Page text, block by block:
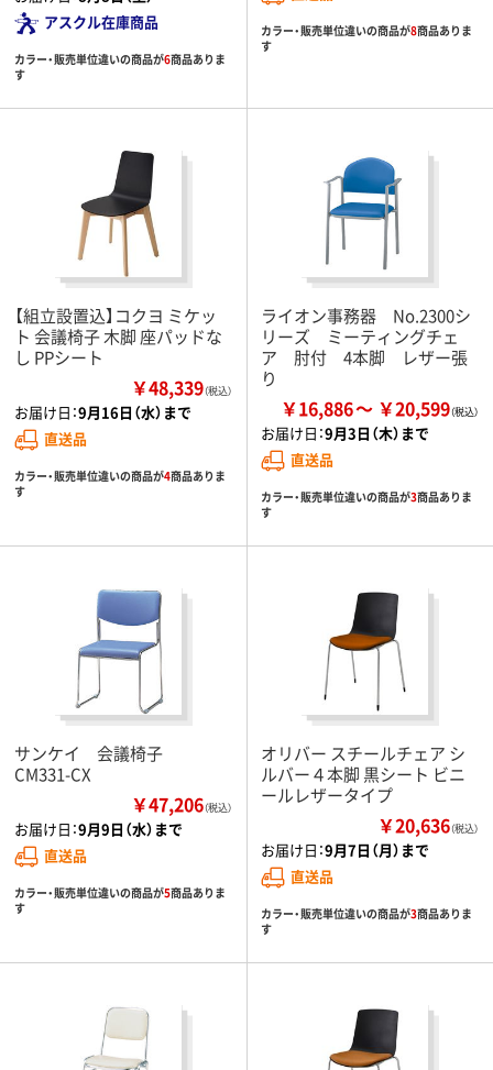
アスクル在庫商品
カラー・販売単位違いの商品が6商品ありま
す
カラー・販売単位違いの商品が8商品ありま
す
【組立設置込】コクヨ ミケッ
ト 会議椅子 木脚 座パッドな
し PPシート
￥48,339（税込）
お届け日：9月16日（水）まで
直送品
カラー・販売単位違いの商品が4商品ありま
す
ライオン事務器 No.2300シ
リーズ ミーティングチェ
ア 肘付 4本脚 レザー張
り
￥16,886 ￥20,599
お届け日：9月3日（木）まで
直送品
カラー・販売単位違いの商品が3商品ありま
す
サンケイ 会議椅子
CM331-CX
￥47,206（税込）
お届け日：9月9日（水）まで
直送品
カラー・販売単位違いの商品が5商品ありま
す
オリバー スチールチェア シ
ルバー４本脚 黒シート ビニ
ールレザータイプ
￥20,636（税込）
お届け日：9月7日（月）まで
直送品
カラー・販売単位違いの商品が3商品ありま
す